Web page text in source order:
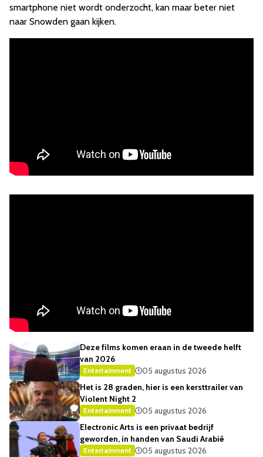
smartphone niet wordt onderzocht, kan maar beter niet
naar Snowden gaan kijken.
Deze films komen eraan in de tweede helft
van 2026
Entertainment
05 augustus 2026
Het is 28 graden, hier is een kersttrailer van
Violent Night 2
Entertainment
05 augustus 2026
Electronic Arts is een privaat bedrijf
geworden, in handen van Saudi Arabië
Entertainment
05 augustus 2026